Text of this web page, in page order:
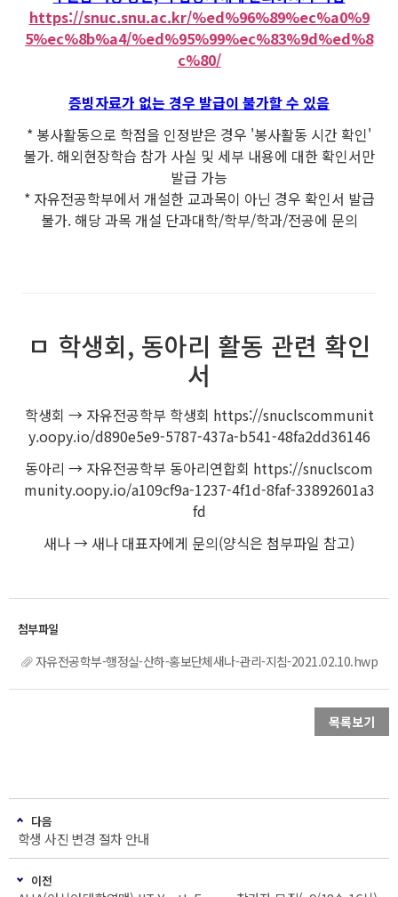
https://snuc.snu.ac.kr/%ed%96%89%ec%a0%9
5%ec%8b%a4/%ed%95%99%ec%83%9d%ed%8
c%80/
증빙자료가 없는 경우 발급이 불가할 수 있음
* 봉사활동으로 학점을 인정받은 경우 '봉사활동 시간 확인'
불가. 해외현장학습 참가 사실 및 세부 내용에 대한 확인서만
발급 가능
* 자유전공학부에서 개설한 교과목이 아닌 경우 확인서 발급
불가. 해당 과목 개설 단과대학/학부/학과/전공에 문의
ㅁ 학생회, 동아리 활동 관련 확인
서
학생회 → 자유전공학부 학생회 https://snuclscommunit
y.oopy.io/d890e5e9-5787-437a-b541-48fa2dd36146
동아리 → 자유전공학부 동아리연합회 https://snuclscom
munity.oopy.io/a109cf9a-1237-4f1d-8faf-33892601a3
fd
새나 → 새나 대표자에게 문의(양식은 첨부파일 참고)
자유전공학부-행정실-산하-홍보단체새나-관리-지침-2021.02.10.hwp
목록보기
다음
학생 사진 변경 절차 안내
이전